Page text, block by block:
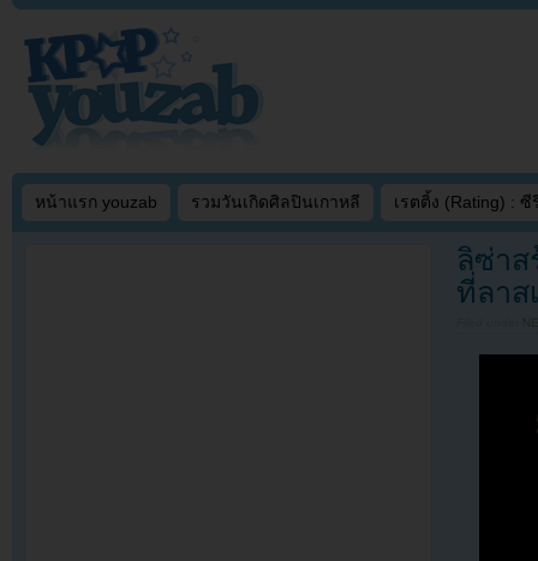
หน้าแรก youzab รวมวันเกิดศิลปินเกาหลี เรตติ้ง (Rating) : ซี
ลิซ่าส
ที่ลาส